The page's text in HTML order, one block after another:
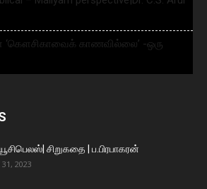
‘கௌசிகாவைக் காணவில்லை’ -ஒரு
சிறுகதை | ப.பிரபாகரன்
31, 2023